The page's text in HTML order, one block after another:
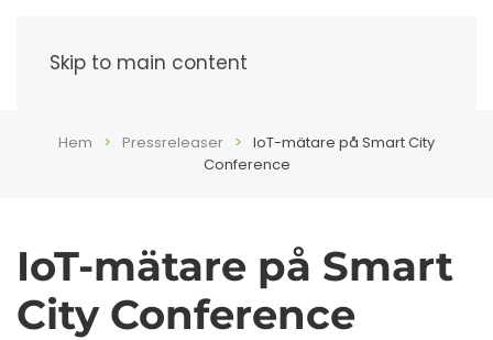
Skip to main content
Hem Pressreleaser
IoT-mätare på Smart City
Conference
IoT-mätare på Smart
City Conference